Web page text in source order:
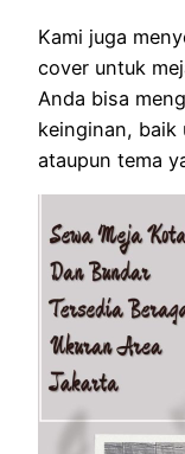
Kami juga
cover untuk
Anda bisa
keinginan, baik
ataupun tema